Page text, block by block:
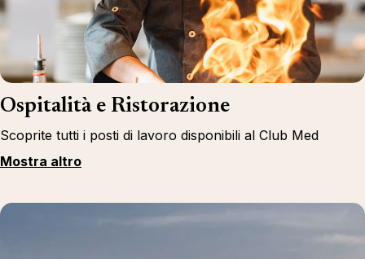
Ospitalità e Ristorazione
Scoprite tutti i posti di lavoro disponibili al Club Med
Mostra altro